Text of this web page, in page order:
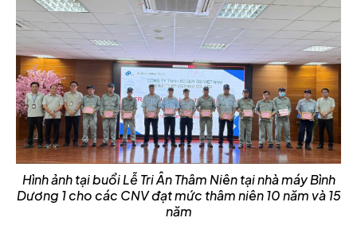
Hình ảnh tại buổi Lễ Tri Ân Thâm Niên tại nhà máy Bình
Dương 1 cho các CNV đạt mức thâm niên 10 năm và 15
năm